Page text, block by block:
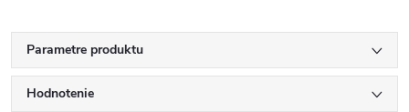
Parametre produktu
Hodnotenie